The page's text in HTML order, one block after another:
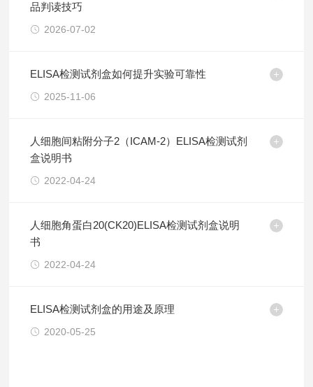
品判读技巧
2026-07-02
ELISA检测试剂盒如何提升实验可靠性
2025-11-06
人细胞间粘附分子2（ICAM-2）ELISA检测试剂
盒说明书
2022-04-24
人细胞角蛋白20(CK20)ELISA检测试剂盒说明
书
2022-04-24
ELISA检测试剂盒的用途及原理
2020-05-25